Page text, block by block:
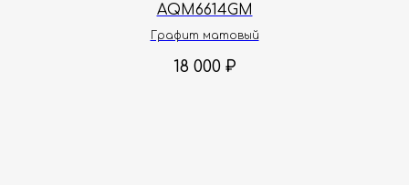
AQM6614GM
Графит матовый
18 000 ₽
Политика конфиденциальности